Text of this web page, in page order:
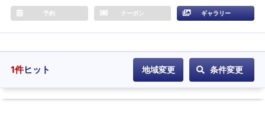
予約 クーポン ギャラリー
1件ヒット 地域変更 条件変更